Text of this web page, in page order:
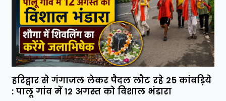
हरिद्वार से गंगाजल लेकर पैदल लौट रहे 25 कांवड़िये
: पालू गांव में 12 अगस्त को विशाल भंडारा